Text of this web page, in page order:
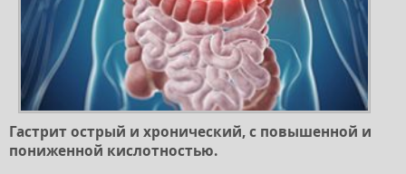
Гастрит острый и хронический, с повышенной и
пониженной кислотностью.